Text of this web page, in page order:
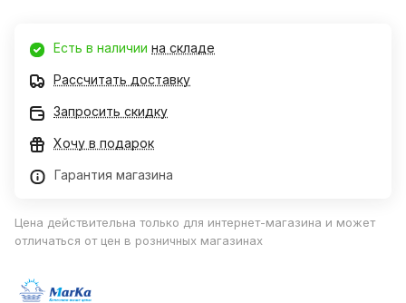
Есть в наличии на складе
Рассчитать доставку
Запросить скидку
Хочу в подарок
Гарантия магазина
Цена действительна только для интернет-магазина и может
отличаться от цен в розничных магазинах